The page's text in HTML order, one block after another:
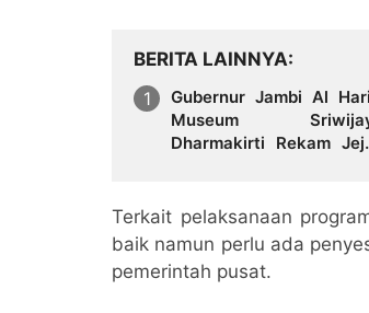
BERITA LAINNYA
Gubernur Jambi Al
Museum
Dharmakirti Rekam Jejak
Utuh
Terkait pelaksanaan
baik namun perlu ada
pemerintah pusat.